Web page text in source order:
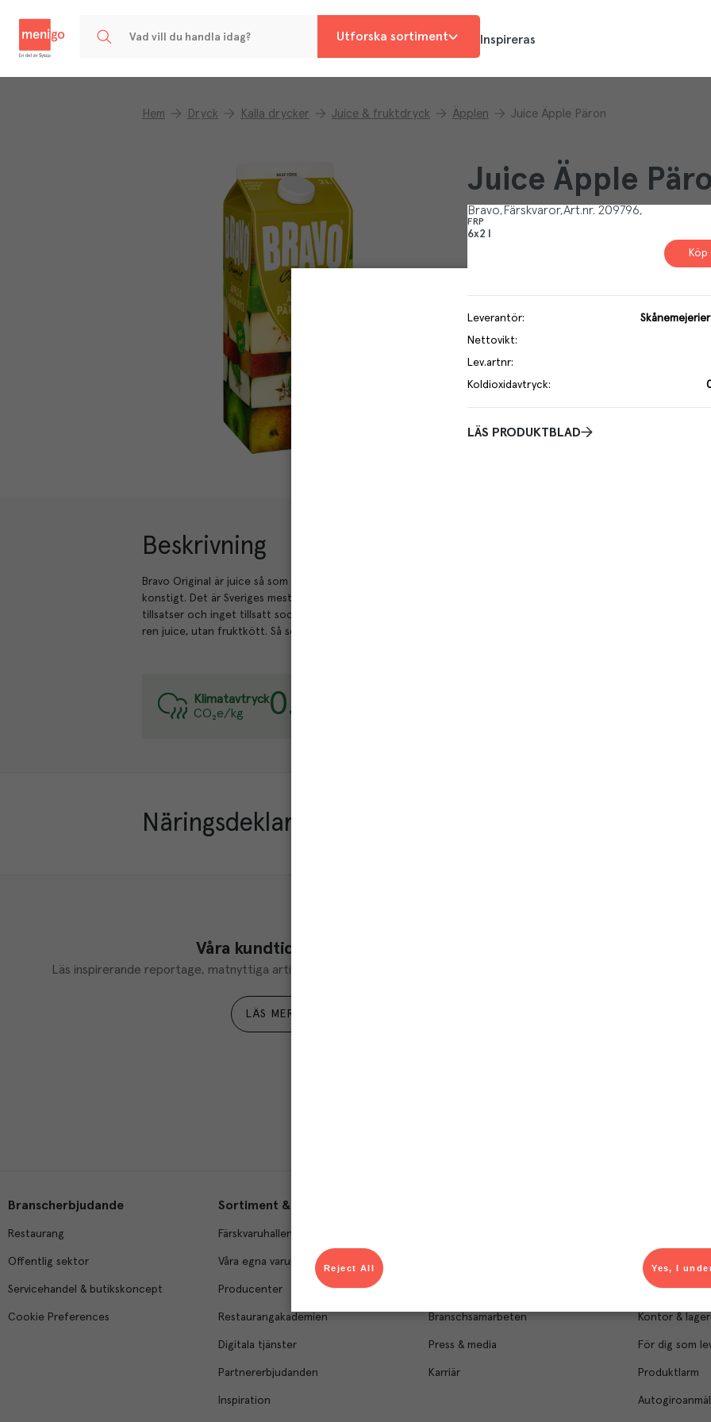
Utforska sortiment Inspireras
Hem Dryck Kalla drycker Juice & fruktdryck Äpplen Juice Äpple Päron
Juice Äpple
Bravo Färskvaror Art.nr. 209796
FRP
6x2 l
Köp
Leverantör:
Nettovikt:
Lev.artnr:
Koldioxidavtryck:
LÄS PRODUKTBLAD
Beskrivning
Bravo Original är juice så som juice ska vara. Ingen juice är mer populär – och det är inte
konstigt. Det är Sveriges mest klassiska frukostfavorit gjord på 100 % frukt. Innehåller inga
tillsatser och inget tillsatt socker, det som finns i juicen kommer från frukterna. Det är bara
ren juice, utan fruktkött. Så som Bravo alltid varit.
Klimatavtryck
CO₂e/kg
0.7
Varje kilo av varan påverkar klimatet motsvarande utsläppen av 0.7
Näringsdeklaration
Våra kundtidningar
Läs inspirerande reportage, matnyttiga artiklar och ta del av aktuella kampanjer.
LÄS MER
Du som är Menigo-
Branscherbjudande
Restaurang
Offentlig sektor
Servicehandel & butikskoncept
Cookie Preferences
Sortiment & tjänster
Färskvaruhallen
Våra egna varumärken
Producenter
Restaurangakademien
Digitala tjänster
Partnererbjudanden
Inspiration
Branschsamarbeten
Press & media
Karriär
Kundservice
Säljavdelning
Kontor & lager
För dig som
Produktlarm
Yes, I
Reject All